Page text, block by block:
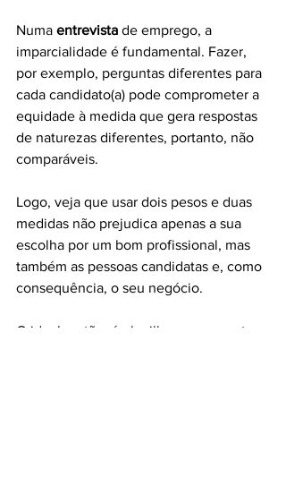
Numa entrevista de emprego, a
imparcialidade é fundamental. Fazer,
por exemplo, perguntas diferentes para
cada candidato(a) pode comprometer a
equidade à medida que gera respostas
de naturezas diferentes, portanto, não
comparáveis.
Logo, veja que usar dois pesos e duas
medidas não prejudica apenas a sua
escolha por um bom profissional, mas
também as pessoas candidatas e, como
consequência, o seu negócio.
O ideal, então, é planilhar as perguntas